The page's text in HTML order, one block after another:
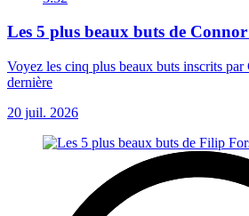
Les 5 plus beaux buts de
Voyez les cinq plus beaux buts inscrits
dernière
20 juil. 2026